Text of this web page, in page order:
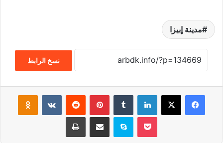
مدينة إبيزا
نسخ الرابط
فيسبوك لينكدإن بينتيريست
سكايب